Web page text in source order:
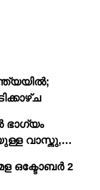
ഭാഗ്യം
വാസ്തു,
ഒക്ടോബർ 2